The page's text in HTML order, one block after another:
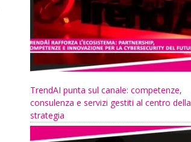
TrendAI punta sul canale: competenze,
consulenza e servizi gestiti al centro della
strategia